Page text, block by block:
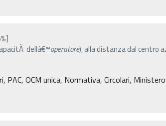
dellâ€™operatore), alla distanza dal centro
OCM unica, Normativa, Circolari,